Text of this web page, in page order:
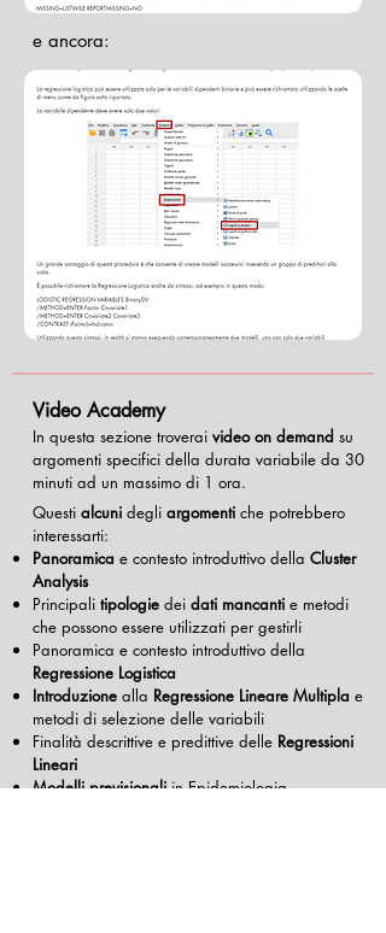
e ancora:
Video Academy
In questa sezione troverai video on demand su
argomenti specifici della durata variabile da 30
minuti ad un massimo di 1 ora.
Questi alcuni degli argomenti che potrebbero
interessarti:
Panoramica e contesto introduttivo della Cluster
Analysis
Principali tipologie dei dati mancanti e metodi
che possono essere utilizzati per gestirli
Panoramica e contesto introduttivo della
Regressione Logistica
Introduzione alla Regressione Lineare Multipla e
metodi di selezione delle variabili
Finalità descrittive e predittive delle Regressioni
Lineari
Modelli previsionaliin Epidemiologia